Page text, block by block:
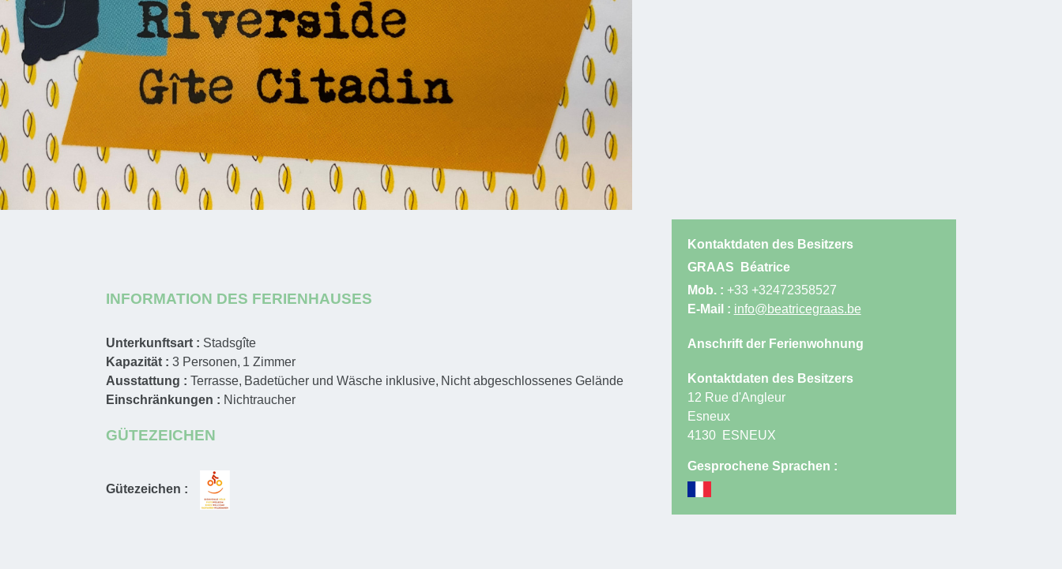
INFORMATION DES FERIENHAUSES
Unterkunftsart : Stadsgîte
Kapazität :3 Personen 1 Zimmer
Ausstattung :Terrasse Badetücher und Wäsche inklusive Nicht abgeschlossenes Gelände
Einschränkungen : Nichtraucher
GÜTEZEICHEN
Gütezeichen :
Kontaktdaten des Besitzers
GRAAS
Béatrice
Mob. : +33 +32472358527
E-Mail : info@beatricegraas.be
Anschrift der Ferienwohnung
Kontaktdaten des Besitzers
12 Rue d'Angleur
Esneux
4130
ESNEUX
Gesprochene Sprachen :